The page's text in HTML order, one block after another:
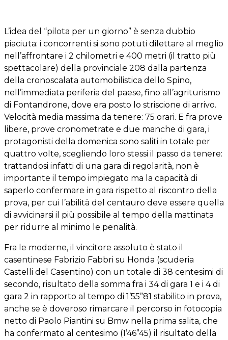
L’idea del “pilota per un giorno” è senza dubbio
piaciuta: i concorrenti si sono potuti dilettare al meglio
nell’affrontare i 2 chilometri e 400 metri (il tratto più
spettacolare) della provinciale 208 dalla partenza
della cronoscalata automobilistica dello Spino,
nell’immediata periferia del paese, fino all’agriturismo
di Fontandrone, dove era posto lo striscione di arrivo.
Velocità media massima da tenere: 75 orari. E fra prove
libere, prove cronometrate e due manche di gara, i
protagonisti della domenica sono saliti in totale per
quattro volte, scegliendo loro stessi il passo da tenere:
trattandosi infatti di una gara di regolarità, non è
importante il tempo impiegato ma la capacità di
saperlo confermare in gara rispetto al riscontro della
prova, per cui l’abilità del centauro deve essere quella
di avvicinarsi il più possibile al tempo della mattinata
per ridurre al minimo le penalità.
Fra le moderne, il vincitore assoluto è stato il
casentinese Fabrizio Fabbri su Honda (scuderia
Castelli del Casentino) con un totale di 38 centesimi di
secondo, risultato della somma fra i 34 di gara 1 e i 4 di
gara 2 in rapporto al tempo di 1’55”81 stabilito in prova,
anche se è doveroso rimarcare il percorso in fotocopia
netto di Paolo Piantini su Bmw nella prima salita, che
ha confermato al centesimo (1’46”45) il risultato della